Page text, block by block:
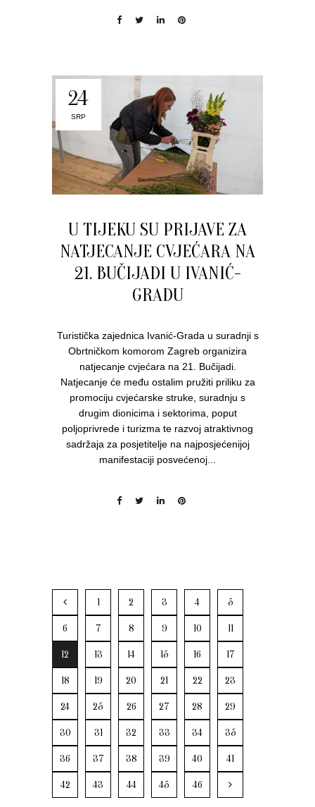
24
SRP
U TIJEKU SU PRIJAVE ZA
NATJECANJE CVJEĆARA NA
21. BUČIJADI U IVANIĆ-
GRADU
Turistička zajednica Ivanić-Grada u suradnji s
Obrtničkom komorom Zagreb organizira
natjecanje cvjećara na 21. Bučijadi.
Natjecanje će među ostalim pružiti priliku za
promociju cvjećarske struke, suradnju s
drugim dionicima i sektorima, poput
poljoprivrede i turizma te razvoj atraktivnog
sadržaja za posjetitelje na najposjećenijoj
manifestaciji posvećenoj...
1 2 3 4 5
6 7 8 9 10 11
12 13 14 15 16 17
18 19 20 21 22 23
24 25 26 27 28 29
30 31 32 33 34 35
36 37 38 39 40 41
42 43 44 45 46